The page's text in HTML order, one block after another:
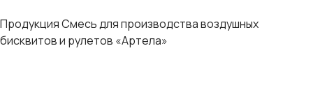
ПродукцияСмесь для производства воздушных
бисквитов и рулетов «Артела»